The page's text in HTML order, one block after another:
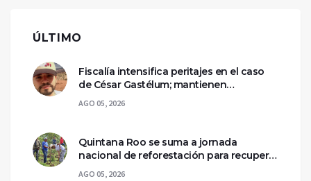
ÚLTIMO
Fiscalía intensifica peritajes en el caso
de César Gastélum; mantienen
asegurada la escena del crimen
AGO 05, 2026
Quintana Roo se suma a jornada
nacional de reforestación para recuperar
ecosistemas del sur
AGO 05, 2026